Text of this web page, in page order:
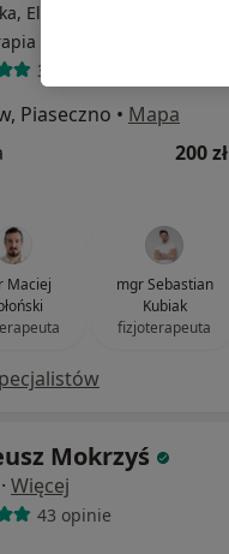
Elektroradiologia,
322 opinie
Piaseczno • Mapa
200 zł
Maciej
mgr Sebastian
Kubiak
fizjoterapeuta
Mokrzyś
· Więcej
43 opinie